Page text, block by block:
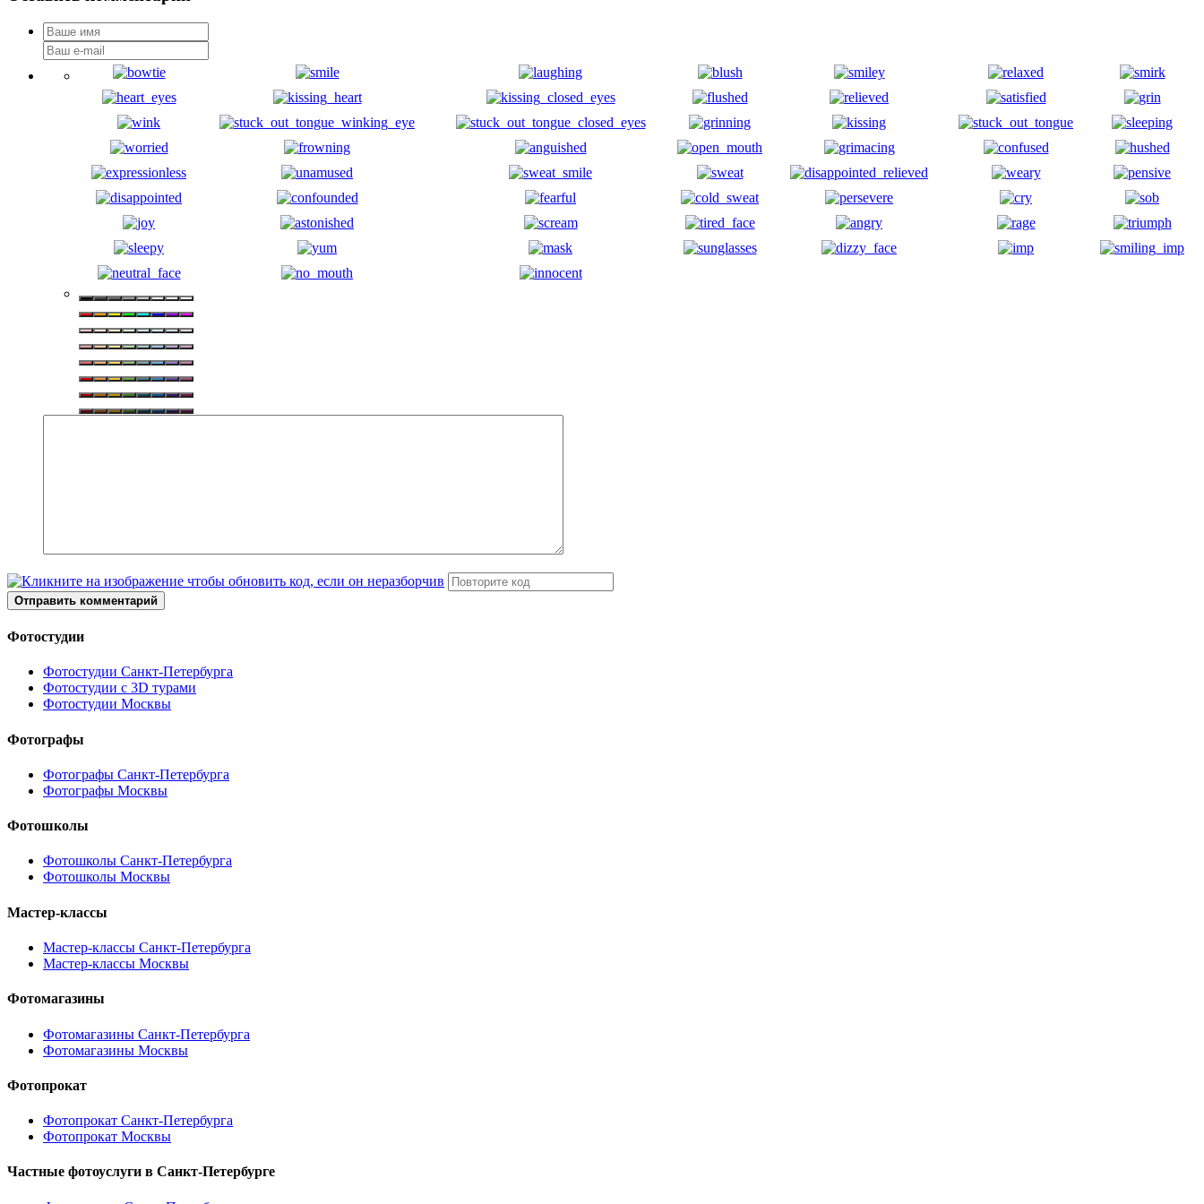
Отправить комментарий
Фотостудии
Фотостудии Санкт-Петербурга
Фотостудии с 3D турами
Фотостудии Москвы
Фотографы
Фотографы Санкт-Петербурга
Фотографы Москвы
Фотошколы
Фотошколы Санкт-Петербурга
Фотошколы Москвы
Мастер-классы
Мастер-классы Санкт-Петербурга
Мастер-классы Москвы
Фотомагазины
Фотомагазины Санкт-Петербурга
Фотомагазины Москвы
Фотопрокат
Фотопрокат Санкт-Петербурга
Фотопрокат Москвы
Частные фотоуслуги в Санкт-Петербурге